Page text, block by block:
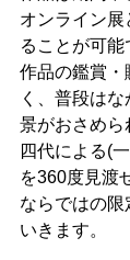
オンライン
ることが可能
作品の鑑賞・
く、普段は
景がおさめら
四代による(
を360度見渡
ならではの限
いきます。